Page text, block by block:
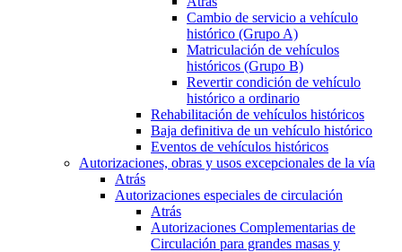
Cambio de servicio a vehículo
histórico (Grupo A)
Matriculación de vehículos
históricos (Grupo B)
Revertir condición de vehículo
histórico a ordinario
Rehabilitación de vehículos históricos
Baja definitiva de un vehículo histórico
Eventos de vehículos históricos
Autorizaciones, obras y usos excepcionales de la vía
Atrás
Autorizaciones especiales de circulación
Atrás
Autorizaciones Complementarias de
Circulación para grandes masas y